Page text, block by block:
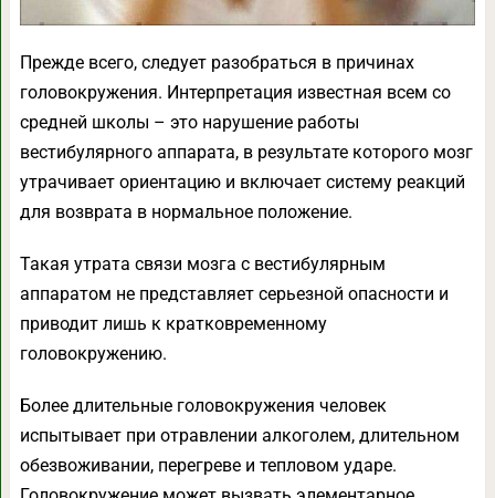
Прежде всего, следует разобраться в причинах
головокружения. Интерпретация известная всем со
средней школы – это нарушение работы
вестибулярного аппарата, в результате которого мозг
утрачивает ориентацию и включает систему реакций
для возврата в нормальное положение.
Такая утрата связи мозга с вестибулярным
аппаратом не представляет серьезной опасности и
приводит лишь к кратковременному
головокружению.
Более длительные головокружения человек
испытывает при отравлении алкоголем, длительном
обезвоживании, перегреве и тепловом ударе.